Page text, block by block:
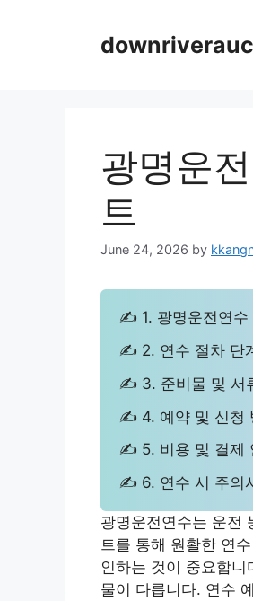
광명운
트
June 24, 2026 by
✍ 1. 광명운전연수
✍ 2. 연수 절차 단
✍ 3. 준비물 및 서
✍ 4. 예약 및 신청
✍ 5. 비용 및 결제
✍ 6. 연수 시 주의
광명운전연수는 운전
트를 통해 원활한 연
인하는 것이 중요합
물이 다릅니다. 연수